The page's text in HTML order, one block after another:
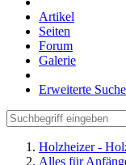
Artikel
Seiten
Forum
Galerie
Erweiterte Suche
Holzheizer -
Alles für